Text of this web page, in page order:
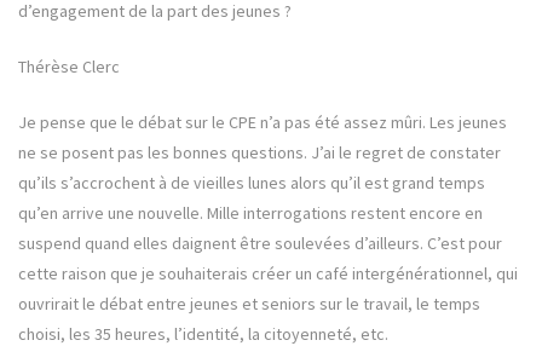
d’engagement de la part des jeunes ?
Thérèse Clerc
Je pense que le débat sur le CPE n’a pas été assez mûri. Les jeunes
ne se posent pas les bonnes questions. J’ai le regret de constater
qu’ils s’accrochent à de vieilles lunes alors qu’il est grand temps
qu’en arrive une nouvelle. Mille interrogations restent encore en
suspend quand elles daignent être soulevées d’ailleurs. C’est pour
cette raison que je souhaiterais créer un café intergénérationnel, qui
ouvrirait le débat entre jeunes et seniors sur le travail, le temps
choisi, les 35 heures, l’identité, la citoyenneté, etc.